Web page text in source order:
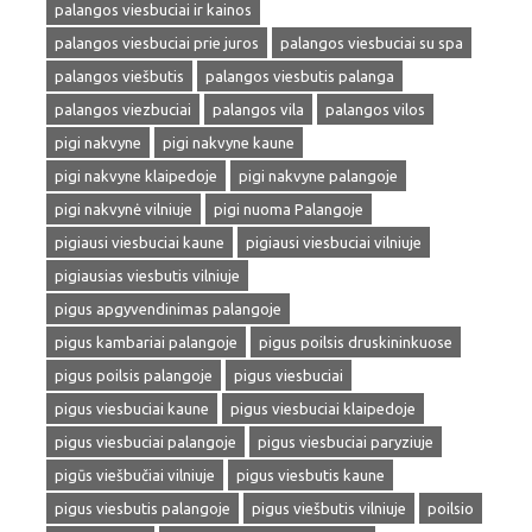
palangos viesbuciai ir kainos
palangos viesbuciai prie juros
palangos viesbuciai su spa
palangos viešbutis
palangos viesbutis palanga
palangos viezbuciai
palangos vila
palangos vilos
pigi nakvyne
pigi nakvyne kaune
pigi nakvyne klaipedoje
pigi nakvyne palangoje
pigi nakvynė vilniuje
pigi nuoma Palangoje
pigiausi viesbuciai kaune
pigiausi viesbuciai vilniuje
pigiausias viesbutis vilniuje
pigus apgyvendinimas palangoje
pigus kambariai palangoje
pigus poilsis druskininkuose
pigus poilsis palangoje
pigus viesbuciai
pigus viesbuciai kaune
pigus viesbuciai klaipedoje
pigus viesbuciai palangoje
pigus viesbuciai paryziuje
pigūs viešbučiai vilniuje
pigus viesbutis kaune
pigus viesbutis palangoje
pigus viešbutis vilniuje
poilsio